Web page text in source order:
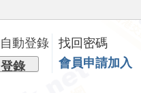
自動登錄
找回密碼
登錄 會員申請加入